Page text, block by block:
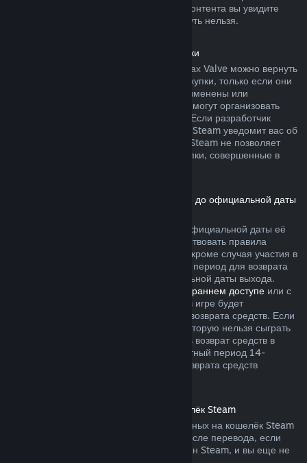
страницах подобного дополнительного контента вы увидите
уведомление, что средства за него вернуть нельзя.
Возврат средств за внутриигровые покупки
Средства за внутриигровые товары в играх Valve можно вернуть
в течение сорока восьми часов после покупки, только если они
не были безвозвратно израсходованы, изменены или
перенесены. Другие разработчики также могут организовать
возвраты подобного рода в своих играх. Если разработчик
позволяет вернуть деньги за эти товары, Steam уведомит вас об
этом при покупке. В остальных случаях, Steam не позволяет
вернуть средства за внутриигровые покупки, совершенные в
Возврат средств за игры, приобретённые до официальной даты
Если вы приобретаете игру в Steam до официальной даты её
выхода, для возврата средств будут действовать правила
двухчасового лимита игрового времени (кроме случая участия в
бета-тестировании), однако 14-дневный период для возврата
средств начнётся только после официальной даты выхода.
раннем доступеили с
, всё время в игре будет
засчитываться в двухчасовой лимит для возврата средств. Если
вы оформляете предзаказ для игры, в которую нельзя сыграть
до даты её выхода, вы можете запросить возврат средств в
любой момент до её выпуска, а стандартный период 14-
дневного и двухчасового лимитов для возврата средств
Возврат средств, переведённых на кошелёк Steam
Вы можете запросить возврат переведённых на кошелёк Steam
средств в течение четырнадцати дней после перевода, если
средства были переведены через магазин Steam, и вы еще не